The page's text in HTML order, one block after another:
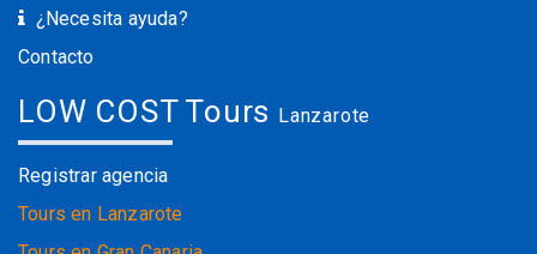
¿Necesita ayuda?
Contacto
LOW COST Tours Lanzarote
Registrar agencia
Tours en Lanzarote